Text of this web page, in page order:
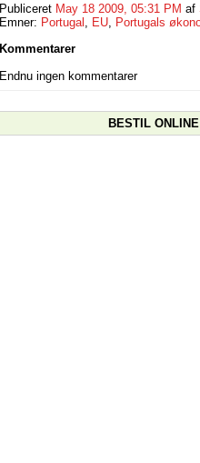
Publiceret May 18 2009, 05:31 PM af
Emner: Portugal , EU, Portugals
Kommentarer
Endnu ingen kommentarer
BESTIL